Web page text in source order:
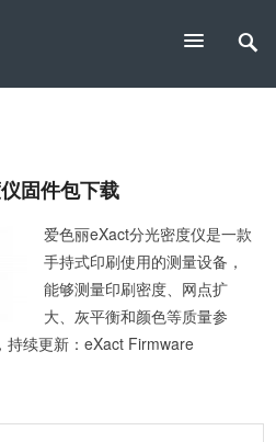
固件包下载
爱色丽eXact分光密度仪是一款
手持式印刷使用的测量设备，
能够测量印刷密度、网点扩
大、灰平衡和颜色等质量参
持续更新：eXact Firmware